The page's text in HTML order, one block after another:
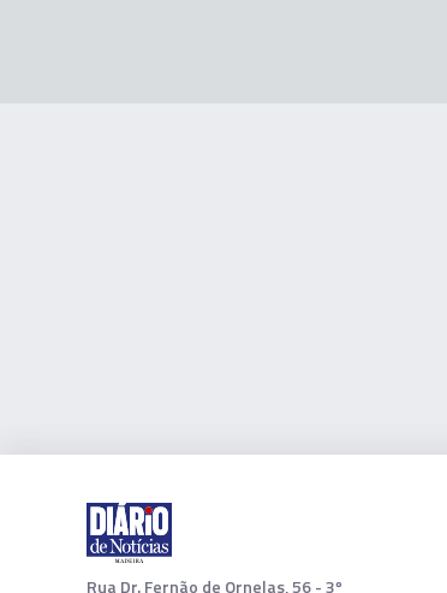
Rua Dr. Fernão de Ornelas, 56 - 3º